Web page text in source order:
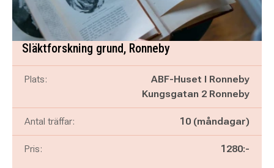
Släktforskning grund, Ronneby
Plats:
ABF-Huset I Ronneby
Kungsgatan 2 Ronneby
Antal träffar: 10 (måndagar)
Pris: 1280:-